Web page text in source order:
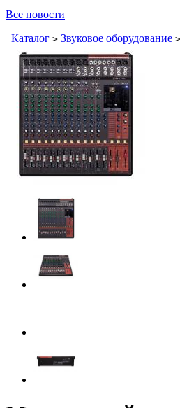
Все новости
Каталог > Звуковое оборудование >